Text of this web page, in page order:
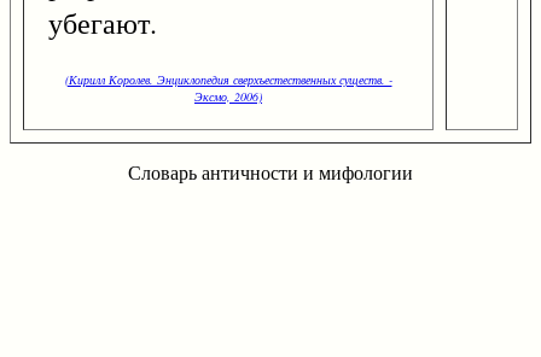
убегают.
(Кирилл Королев. Энциклопедия сверхъестественных существ. -
Эксмо, 2006)
Словарь античности и мифологии